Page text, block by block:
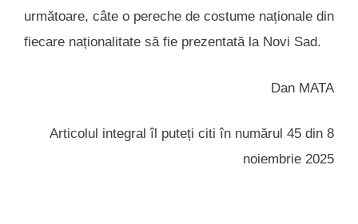
următoare, câte o pereche de costume naționale din
fiecare naționalitate să fie prezentată la Novi Sad.
Dan MATA
Articolul integral îl puteți citi în numărul 45 din 8
noiembrie 2025